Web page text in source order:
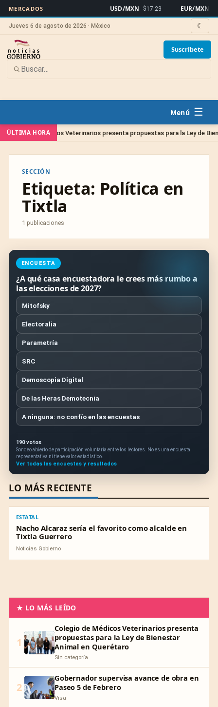
MERCADOS USD/MXN $17.23 EUR/MXN
Jueves 6 de agosto de 2026 · México ☾
Suscríbete
☰
ÚLTIMA HORA
de Médicos Veterinarios presenta propuestas para la Ley de
SECCIÓN
Etiqueta: Política en
Tixtla
1 publicaciones
ENCUESTA
¿A qué casa encuestadora le crees más rumbo a
las elecciones de 2027?
Mitofsky
Electoralia
Parametría
SRC
Demoscopia Digital
De las Heras Demotecnia
A ninguna: no confío en las encuestas
190 votos
Sondeo abierto de participación voluntaria entre los lectores. No es una encuesta
representativa ni tiene valor estadístico.
Ver todas las encuestas y resultados
LO MÁS RECIENTE
ESTATAL
Nacho Alcaraz sería el favorito como alcalde en
Tixtla Guerrero
Noticias Gobierno
★ LO MÁS LEÍDO
1
Colegio de Médicos Veterinarios presenta
propuestas para la Ley de Bienestar
Animal en Querétaro
Sin categoría
2
Gobernador supervisa avance de obra en
Paseo 5 de Febrero
Visa